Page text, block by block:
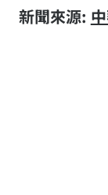
​新聞來源: